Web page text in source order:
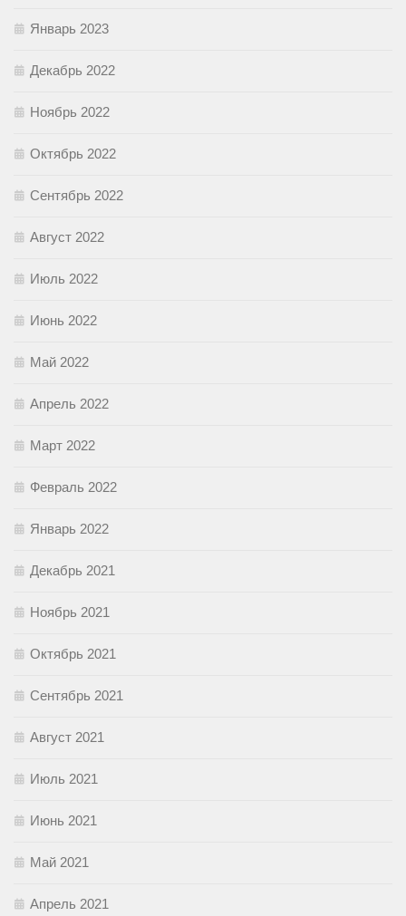
Январь 2023
Декабрь 2022
Ноябрь 2022
Октябрь 2022
Сентябрь 2022
Август 2022
Июль 2022
Июнь 2022
Май 2022
Апрель 2022
Март 2022
Февраль 2022
Январь 2022
Декабрь 2021
Ноябрь 2021
Октябрь 2021
Сентябрь 2021
Август 2021
Июль 2021
Июнь 2021
Май 2021
Апрель 2021